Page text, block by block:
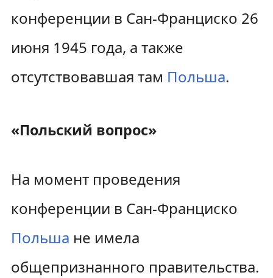
конференции в Сан-Франциско 26
июня 1945 года, а также
отсутствовавшая там Польша.
«Польский вопрос»
На момент проведения
конференции в Сан-Франциско
Польша не имела
общепризнанного правительства.